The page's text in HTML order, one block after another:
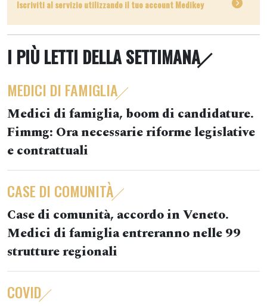
Iscriviti al servizio utilizzando il tuo account Medikey
I PIÙ LETTI DELLA SETTIMANA
MEDICI DI FAMIGLIA
Medici di famiglia, boom di candidature.
Fimmg: Ora necessarie riforme legislative
e contrattuali
CASE DI COMUNITÀ
Case di comunità, accordo in Veneto.
Medici di famiglia entreranno nelle 99
strutture regionali
COVID